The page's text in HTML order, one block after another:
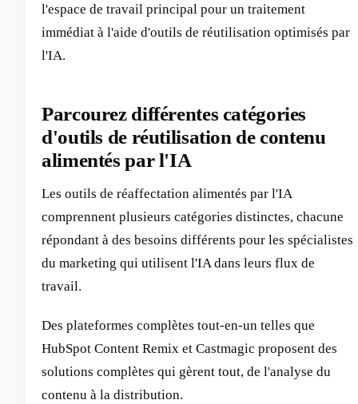
l'espace de travail principal pour un traitement
immédiat à l'aide d'outils de réutilisation optimisés par
l'IA.
Parcourez différentes catégories
d'outils de réutilisation de contenu
alimentés par l'IA
Les outils de réaffectation alimentés par l'IA
comprennent plusieurs catégories distinctes, chacune
répondant à des besoins différents pour les spécialistes
du marketing qui utilisent l'IA dans leurs flux de
travail.
Des plateformes complètes tout-en-un telles que
HubSpot Content Remix et Castmagic proposent des
solutions complètes qui gèrent tout, de l'analyse du
contenu à la distribution.